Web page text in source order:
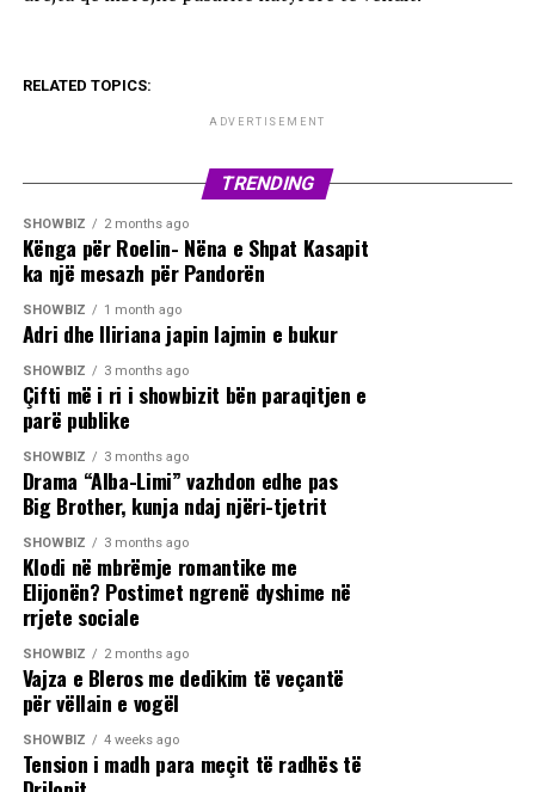
RELATED TOPICS:
ADVERTISEMENT
TRENDING
SHOWBIZ 2 months ago
Kënga për Roelin- Nëna e Shpat Kasapit
ka një mesazh për Pandorën
SHOWBIZ 1 month ago
Adri dhe Iliriana japin lajmin e bukur
SHOWBIZ 3 months ago
Çifti më i ri i showbizit bën paraqitjen e
parë publike
SHOWBIZ 3 months ago
Drama “Alba-Limi” vazhdon edhe pas
Big Brother, kunja ndaj njëri-tjetrit
SHOWBIZ 3 months ago
Klodi në mbrëmje romantike me
Elijonën? Postimet ngrenë dyshime në
rrjete sociale
SHOWBIZ 2 months ago
Vajza e Bleros me dedikim të veçantë
për vëllain e vogël
SHOWBIZ 4 weeks ago
Tension i madh para meçit të radhës të